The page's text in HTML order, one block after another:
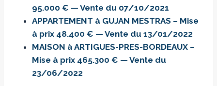
95.000 € — Vente du 07/10/2021
APPARTEMENT à GUJAN MESTRAS – Mise
à prix 48.400 € — Vente du 13/01/2022
MAISON à ARTIGUES-PRES-BORDEAUX –
Mise à prix 465.300 € — Vente du
23/06/2022